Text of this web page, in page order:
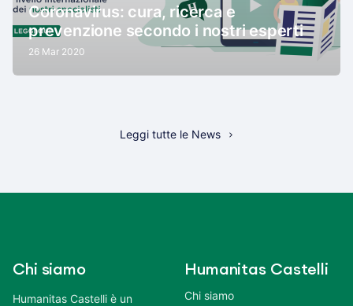
Coronavirus: cura, ricerca e
prevenzione secondo i nostri esperti
26 Mar 2020
Leggi tutte le News
Chi siamo
Humanitas Castelli è un
Humanitas Castelli
Chi siamo